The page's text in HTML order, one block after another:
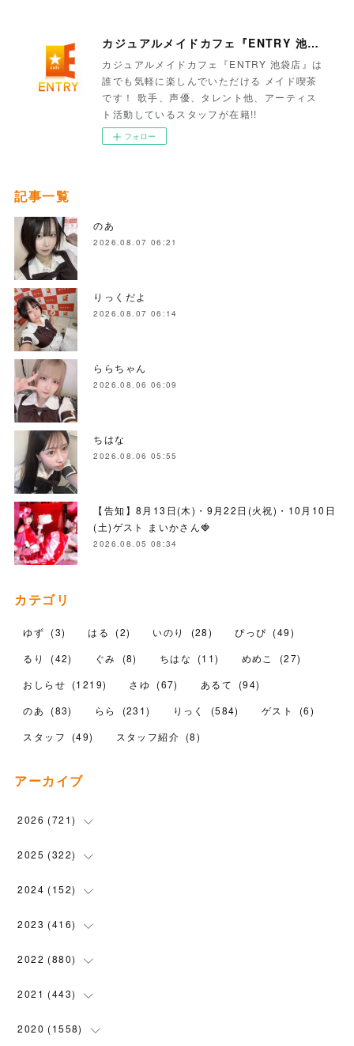
カジュアルメイドカフェ『ENTRY 池袋店』
カジュアルメイドカフェ『ENTRY 池袋店』は
誰でも気軽に楽しんでいただける メイド喫茶
です！ 歌手、声優、タレント他、アーティス
ト活動しているスタッフが在籍!!
フォロー
記事一覧
のあ
2026.08.07 06:21
りっくだよ
2026.08.07 06:14
ららちゃん
2026.08.06 06:09
ちはな
2026.08.06 05:55
【告知】8月13日(木)・9月22日(火祝)・10月10日
(土)ゲスト まいかさん🍓
2026.08.05 08:34
カテゴリ
ゆず (3) はる (2) いのり (28) ぴっぴ (49)
るり
(42) ぐみ (8) ちはな (11) めめこ (27)
おしらせ (1219) さゆ (67) あるて (94)
のあ
(83) らら (231) りっく (584) ゲスト (6)
スタッフ
(49) スタッフ紹介 (8)
アーカイブ
2026 (721)
(14)
(102
( 110
( 119
2025 (322)
(90)
( 100
(74)
( 4 )
2024 (152)
(5 )
(5)
( 7 )
( 6 )
2023 (416)
(28)
( 58)
( 45)
2022 (880)
(31)
(64)
2021 (443)
(54)
2020 (1558)